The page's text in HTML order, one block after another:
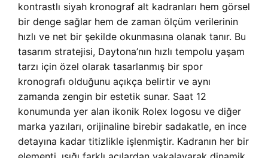
kontrastlı siyah kronograf alt kadranları hem görsel
bir denge sağlar hem de zaman ölçüm verilerinin
hızlı ve net bir şekilde okunmasına olanak tanır. Bu
tasarım stratejisi, Daytona’nın hızlı tempolu yaşam
tarzı için özel olarak tasarlanmış bir spor
kronografı olduğunu açıkça belirtir ve aynı
zamanda zengin bir estetik sunar. Saat 12
konumunda yer alan ikonik Rolex logosu ve diğer
marka yazıları, orijinaline birebir sadakatle, en ince
detayına kadar titizlikle işlenmiştir. Kadranın her bir